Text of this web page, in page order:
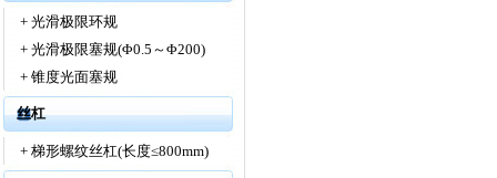
+ 光滑极限环规
+ 光滑极限塞规(Φ0.5～Φ200)
+ 锥度光面塞规
丝杠
+ 梯形螺纹丝杠(长度≤800mm)